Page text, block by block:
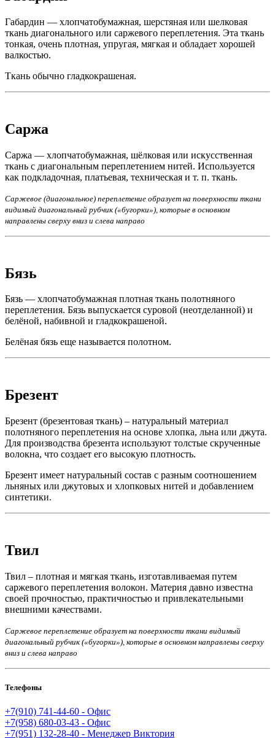
Габардин — хлопчатобумажная, шерстяная или шелковая
ткань диагонального или саржевого переплетения. Эта ткань
тонкая, очень плотная, упругая, мягкая и обладает хорошей
валкостью.
Ткань обычно гладкокрашеная.
Саржа
Саржа — хлопчатобумажная, шёлковая или искусственная
ткань с диагональным переплетением нитей. Используется
как подкладочная, платьевая, техническая и т. п. ткань.
Саржевое (диагональное) переплетение образует на поверхности ткани
видимый диагональный рубчик («бугорки»), которые в основном
направлены сверху вниз и слева направо
Бязь
Бязь — хлопчатобумажная плотная ткань полотняного
переплетения. Бязь выпускается суровой (неотделанной) и
белёной, набивной и гладкокрашеной.
Белёная бязь еще называется полотном.
Брезент
Брезент (брезентовая ткань) – натуральный материал
полотняного переплетения на основе хлопка, льна или джута.
Для производства брезента используют толстые скрученные
волокна, что создает его высокую плотность.
Брезент имеет натуральный состав с разным соотношением
льняных или джутовых и хлопковых нитей и добавлением
синтетики.
Твил
Твил – плотная и мягкая ткань, изготавливаемая путем
саржевого переплетения волокон. Материя давно известна
своей прочностью, практичностью и привлекательными
внешними качествами.
Саржевое переплетение образует на поверхности ткани видимый
диагональный рубчик («бугорки»), которые в основном направлены сверху
вниз и слева направо
Телефоны
+7(910) 741-44-60 - Офис
+7(958) 680-03-43 - Офис
+7(951) 132-28-40 - Менеджер Виктория